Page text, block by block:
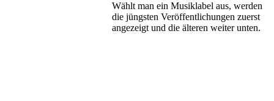
Wählt man ein Musiklabel aus, werden
die jüngsten Veröffentlichungen zuerst
angezeigt und die älteren weiter unten.